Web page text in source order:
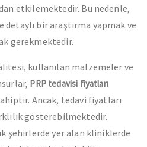
etkilemektedir. Bu nedenle,
detaylı bir araştırma yapmak ve
gerekmektedir.
kullanılan malzemeler ve
PRP tedavisi fiyatları
Ancak, tedavi fiyatları
gösterebilmektedir.
şehirlerde yer alan kliniklerde